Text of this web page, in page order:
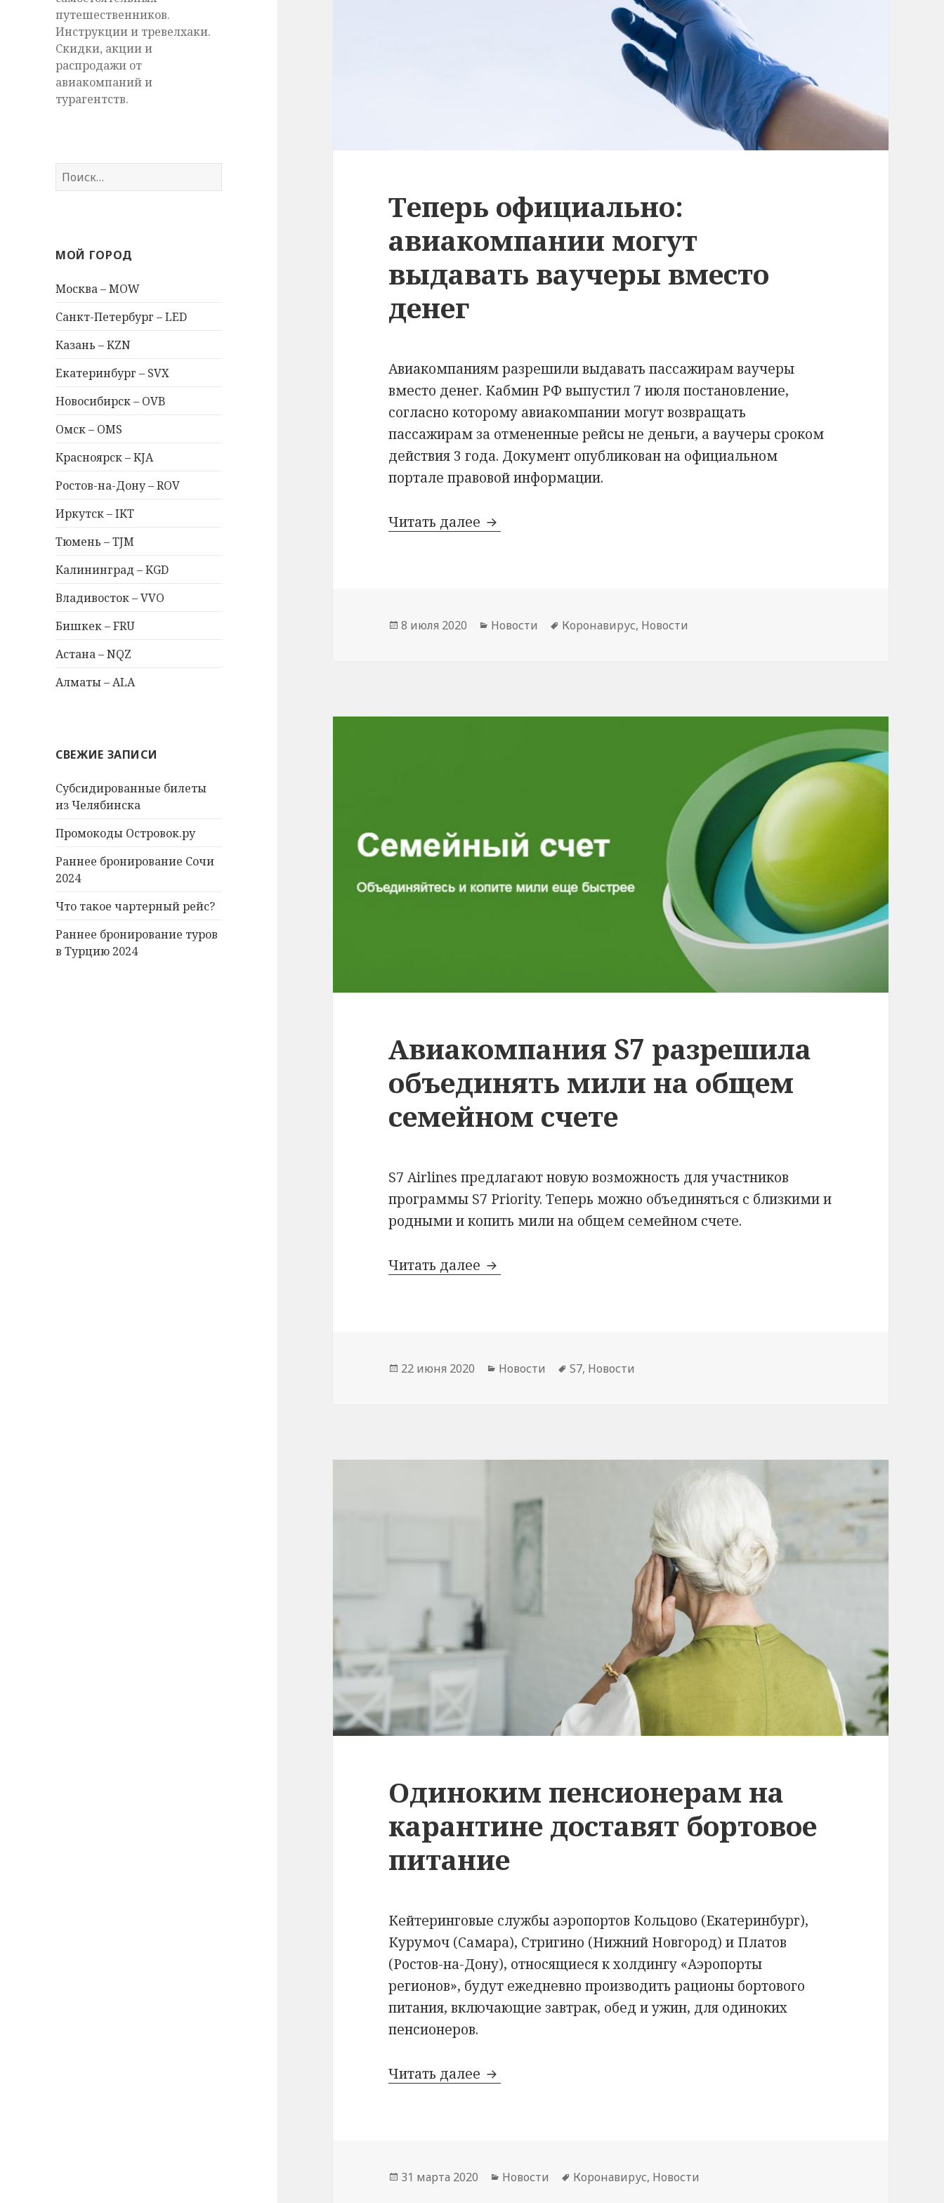
путешественников.
Инструкции и тревелхаки.
Скидки, акции и
распродажи от
авиакомпаний и
турагентств.
Найти:
МОЙ ГОРОД
Москва – MOW
Санкт-Петербург – LED
Казань – KZN
Екатеринбург – SVX
Новосибирск – OVB
Омск – OMS
Красноярск – KJA
Ростов-на-Дону – ROV
Иркутск – IKT
Тюмень – TJM
Калининград – KGD
Владивосток – VVO
Бишкек – FRU
Астана – NQZ
Алматы – ALA
СВЕЖИЕ ЗАПИСИ
Субсидированные билеты
из Челябинска
Промокоды Островок.ру
Раннее бронирование Сочи
2024
Что такое чартерный рейс?
Раннее бронирование туров
в Турцию 2024
Теперь официально:
авиакомпании могут
выдавать ваучеры вместо
денег
Авиакомпаниям разрешили выдавать пассажирам ваучеры
вместо денег. Кабмин РФ выпустил 7 июля постановление,
согласно которому авиакомпании могут возвращать
пассажирам за отмененные рейсы не деньги, а ваучеры сроком
действия 3 года. Документ опубликован на официальном
портале правовой информации.
Читать далее Теперь официально: авиакомпании могут выдавать ваучеры
Опубликовано
8 июля 2020 Рубрики
Новости Метки
Коронавирус, Новости
Авиакомпания S7 разрешила
объединять мили на общем
семейном счете
S7 Airlines предлагают новую возможность для участников
программы S7 Priority. Теперь можно объединяться с близкими и
родными и копить мили на общем семейном счете.
Читать далее Авиакомпания S7 разрешила объединять мили на общем
Опубликовано
22 июня 2020 Рубрики
Новости Метки
S7, Новости
Одиноким пенсионерам на
карантине доставят бортовое
питание
Кейтеринговые службы аэропортов Кольцово (Екатеринбург),
Курумоч (Самара), Стригино (Нижний Новгород) и Платов
(Ростов-на-Дону), относящиеся к холдингу «Аэропорты
регионов», будут ежедневно производить рационы бортового
питания, включающие завтрак, обед и ужин, для одиноких
пенсионеров.
Читать далее Одиноким пенсионерам на карантине доставят бортовое питание
Опубликовано
31 марта 2020 Рубрики
Новости Метки
Коронавирус, Новости